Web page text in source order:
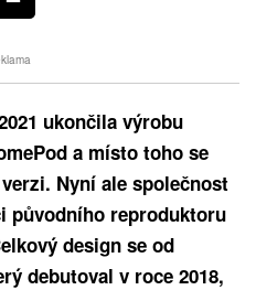
ukončila výrobu
a místo toho se
Nyní ale společnost
původního reproduktoru
design se od
debutoval v roce 2018,